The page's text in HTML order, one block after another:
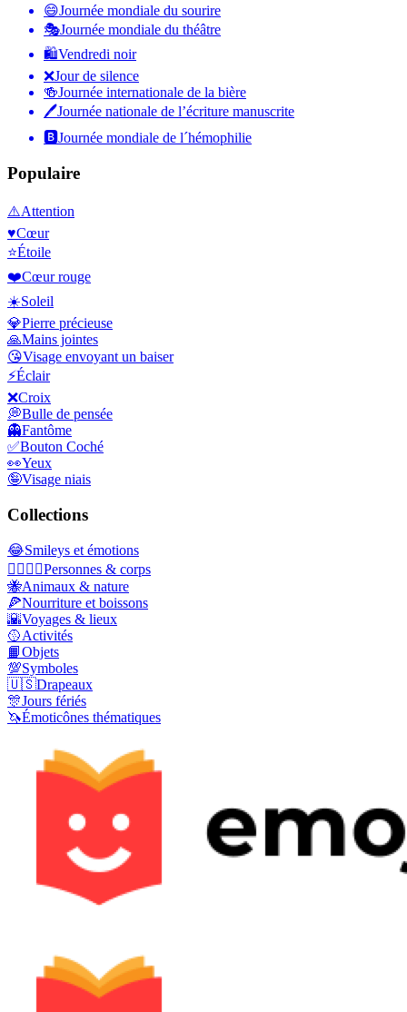
😄Journée mondiale du sourire
🎭Journée mondiale du théâtre
🛍Vendredi noir
❌Jour de silence
🍻Journée internationale de la bière
🖊Journée nationale de l’écriture manuscrite
🅱️Journée mondiale de l´hémophilie
Populaire
⚠️Attention
♥️Cœur
⭐Étoile
❤️Cœur rouge
☀️Soleil
💎Pierre précieuse
🙏Mains jointes
😘Visage envoyant un baiser
⚡Éclair
❌Croix
💭Bulle de pensée
👻Fantôme
✅Bouton Coché
👀Yeux
🤪Visage niais
Collections
😂Smileys et émotions
👩‍❤️‍💋‍👨Personnes & corps
🐝Animaux & nature
🍕Nourriture et boissons
🌇Voyages & lieux
🥎Activités
📙Objets
💯Symboles
🇺🇸Drapeaux
🎊Jours fériés
🦄Émoticônes thématiques